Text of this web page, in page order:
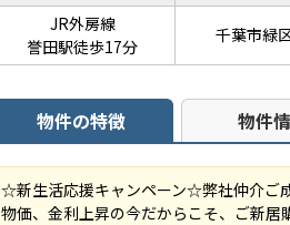
JR外房線
誉田駅徒歩17分
千葉市緑
物件の特徴 物件
☆新生活応援キャンペーン☆弊社仲介ご
物価、金利上昇の今だからこそ、ご新居